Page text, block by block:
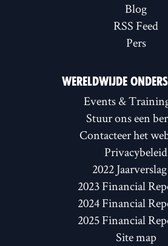
Blog
RSS Feed
Pers
WERELDWIJDE
Events &
Stuur ons een
Contacteer het
Privacybeleid
2022 Jaarverslag
2023 Financial
2024 Financial
2025 Financial
Site map